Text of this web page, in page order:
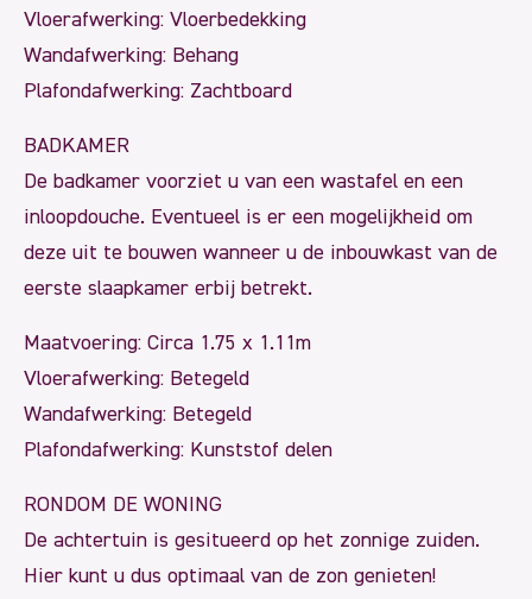
Vloerafwerking: Vloerbedekking
Wandafwerking: Behang
Plafondafwerking: Zachtboard
BADKAMER
De badkamer voorziet u van een wastafel en een
inloopdouche. Eventueel is er een mogelijkheid om
deze uit te bouwen wanneer u de inbouwkast van de
eerste slaapkamer erbij betrekt.
Maatvoering: Circa 1.75 x 1.11m
Vloerafwerking: Betegeld
Wandafwerking: Betegeld
Plafondafwerking: Kunststof delen
RONDOM DE WONING
De achtertuin is gesitueerd op het zonnige zuiden.
Hier kunt u dus optimaal van de zon genieten!